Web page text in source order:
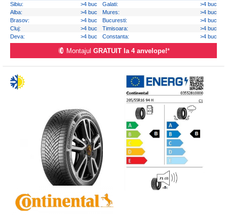
Sibiu: >4 buc Galati:
>4 buc
Alba:
>4 buc Mures:
>4 buc
Brasov:
>4 buc Bucuresti:
>4 buc
Cluj:
>4 buc Timisoara:
>4 buc
Deva:
>4 buc Constanta: >4 buc
Montajul GRATUIT la 4 anvelope!*